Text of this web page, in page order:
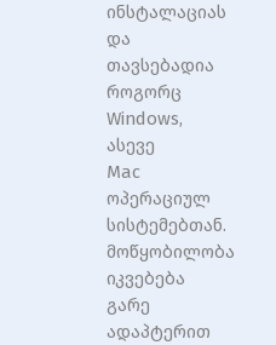
ინსტალაციას
და
თავსებადია
როგორც
Windows,
ასევე
Mac
ოპერაციულ
სისტემებთან.
მოწყობილობა
იკვებება
გარე
ადაპტერით